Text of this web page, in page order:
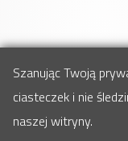
Szanując Twoją
ciasteczek i nie
naszej witryny.